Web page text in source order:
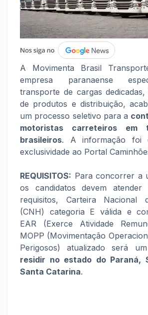
A Movimenta Brasil
empresa paranaense
transporte de cargas
de produtos e distribuição,
um processo seletivo para a
motoristas carreteiros em
brasileiros. A informação foi
exclusividade ao Portal
REQUISITOS: Para concorrer a
os candidatos devem atender
requisitos, Carteira Nacional
(CNH) categoria E válida e
EAR (Exerce Atividade
MOPP (Movimentação
Perigosos) atualizado será
residir no estado do Paraná,
Santa Catarina.